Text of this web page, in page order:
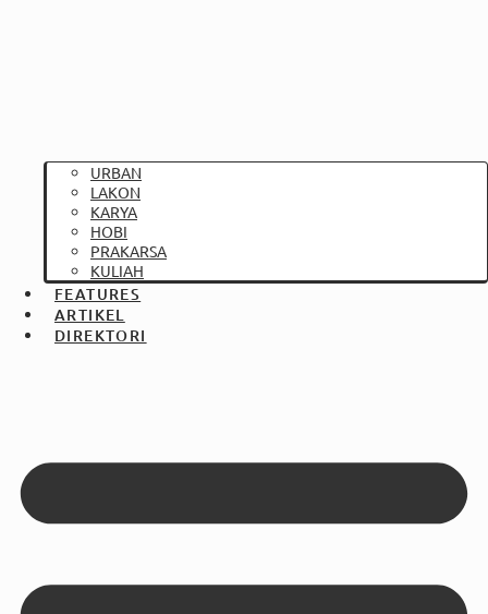
URBAN
LAKON
KARYA
HOBI
PRAKARSA
KULIAH
FEATURES
ARTIKEL
DIREKTORI